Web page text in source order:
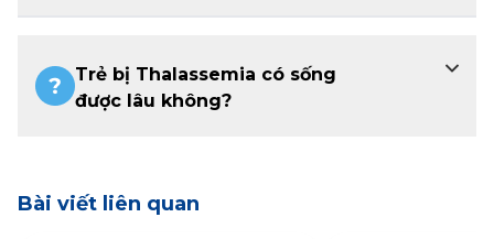
Trẻ bị Thalassemia có sống
được lâu không?
Bài viết liên quan